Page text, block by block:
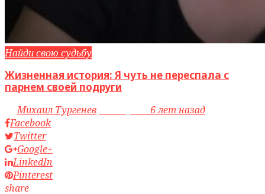
Найди свою судьбу
Жизненная история: Я чуть не переспала с
парнем своей подруги
byМихаил Тургенев
6 лет назад
Facebook
Twitter
Google+
LinkedIn
Pinterest
share